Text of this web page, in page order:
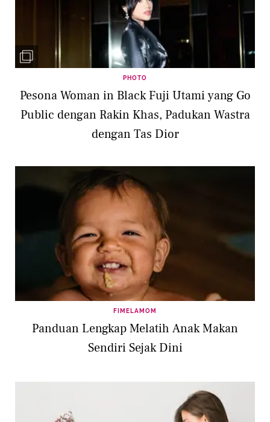
PHOTO
Pesona Woman in Black Fuji Utami yang Go
Public dengan Rakin Khas, Padukan Wastra
dengan Tas Dior
FIMELAMOM
Panduan Lengkap Melatih Anak Makan
Sendiri Sejak Dini